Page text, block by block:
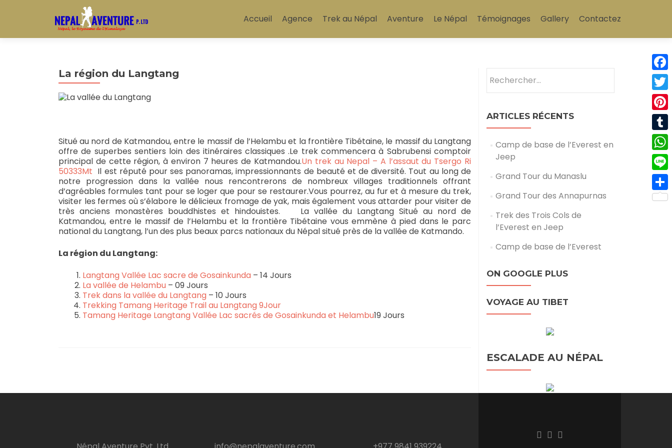
au
principal
Accueil Agence Trek au Népal Aventure Le Népal Témoignages Gallery Contactez
La région du Langtang
Situé au nord de Katmandou, entre le massif de l’Helambu et la frontière Tibétaine, le massif du Langtang
offre de superbes sentiers loin des itinéraires classiques .Le trek commencera à Sabrubensi comptoir
principal de cette région, à environ 7 heures de Katmandou.Un trek au Nepal – A l’assaut du Tsergo Ri
50333Mt Il est réputé pour ses panoramas, impressionnants de beauté et de diversité. Tout au long de
notre progression dans la vallée nous rencontrerons de nombreux villages traditionnels offrant
d’agréables formules tant pour se loger que pour se restaurer.Vous pourrez, au fur et à mesure du trek,
visiter les fermes où s’élabore le délicieux fromage de yak, mais également vous attarder pour visiter de
très anciens monastères bouddhistes et hindouistes. La vallée du Langtang Situé au nord de
Katmandou, entre le massif de l’Helambu et la frontière Tibétaine vous emmène à pied dans le parc
national du Langtang, l’un des plus beaux parcs nationaux du Népal situé près de la vallée de Katmando.
La région du Langtang:
Langtang Vallée Lac sacre de Gosainkunda – 14 Jours
La vallée de Helambu – 09 Jours
Trek dans la vallée du Langtang – 10 Jours
Trekking Tamang Heritage Trail au Langtang 9Jour
Tamang Heritage Langtang Vallée Lac sacrés de Gosainkunda et Helambu19 Jours
ARTICLES RÉCENTS
Camp de base de l’Everest en
Jeep
Grand Tour du Manaslu
Grand Tour des Annapurnas
Trek des Trois Cols de
l’Everest en Jeep
Camp de base de l’Everest
ON GOOGLE PLUS
VOYAGE AU TIBET
ESCALADE AU NÉPAL